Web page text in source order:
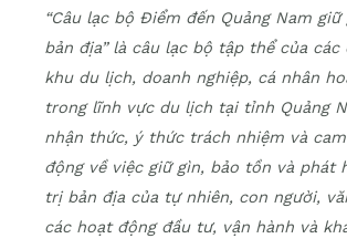
“Câu lạc bộ Điểm đến Quảng Nam
bản địa” là câu lạc bộ tập thể của các
khu du lịch, doanh nghiệp, cá nhân
trong lĩnh vực du lịch tại tỉnh Quảng
nhận thức, ý thức trách nhiệm và
động về việc giữ gìn, bảo tồn và phát
trị bản địa của tự nhiên, con người,
các hoạt động đầu tư, vận hành và